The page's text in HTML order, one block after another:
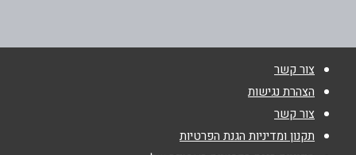
טלפון*
צור קשר
הצהרת נגישות
צור קשר
תקנון ומדיניות הגנת הפרטיות